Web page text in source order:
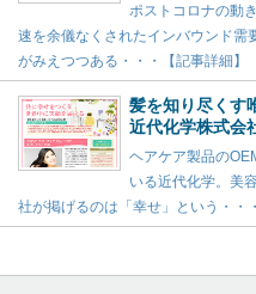
ポストコロナの動
速を余儀なくされたインバウンド需
がみえつつある・・・【記事詳細】
髪を知り尽くす
近代化学株式会
ヘアケア製品の
いる近代化学。美
社が掲げるのは「幸せ」という・・